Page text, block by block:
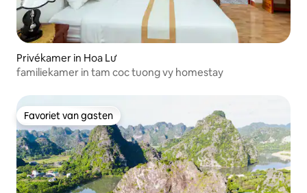
Privékamer in Hoa Lư
familiekamer in tam coc tuong vy homestay
Favoriet van gasten
Favoriet van gasten